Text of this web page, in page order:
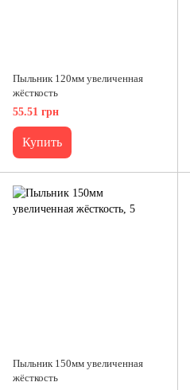
Пыльник 120мм увеличенная
жёсткость
55.51 грн
Купить
Пыльник 150мм увеличенная
жёсткость